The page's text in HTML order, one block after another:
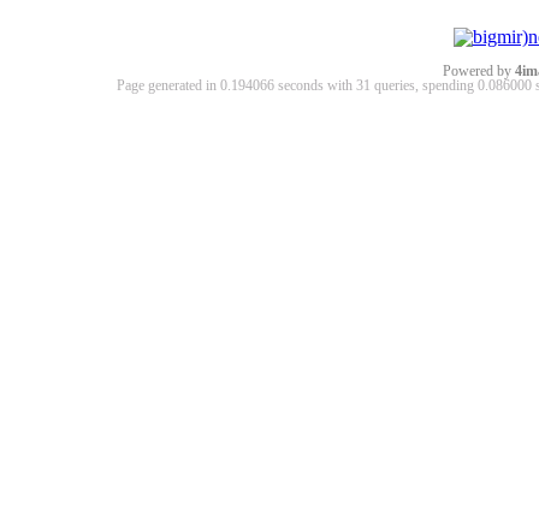
Powered by
Page generated in 0.194066 seconds with 31 queries, spending